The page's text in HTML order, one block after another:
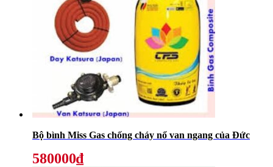
Bộ bình Miss Gas chống cháy nổ van ngang của Đức
580000₫